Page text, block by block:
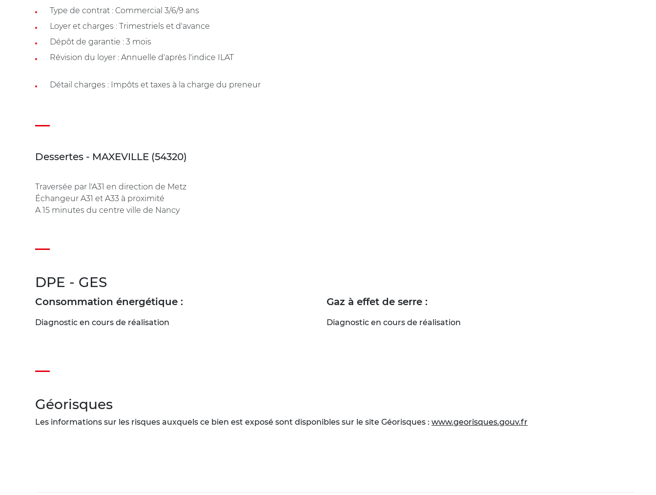
Type de contrat : Commercial 3/6/9 ans
Loyer et charges : Trimestriels et d'avance
Dépôt de garantie : 3 mois
Révision du loyer : Annuelle d'après l'indice ILAT
Détail charges : Impôts et taxes à la charge du preneur
Dessertes - MAXEVILLE (54320)
Traversée par l'A31 en direction de Metz
Échangeur A31 et A33 à proximité
A 15 minutes du centre ville de Nancy
DPE - GES
Consommation énergétique :
Diagnostic en cours de réalisation
Gaz à effet de serre :
Diagnostic en cours de réalisation
Géorisques
Les informations sur les risques auxquels ce bien est exposé sont disponibles sur le site Géorisques : www.georisques.gouv.fr